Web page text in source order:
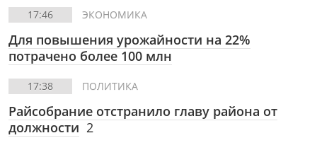
17:46 ЭКОНОМИКА
Для повышения урожайности на 22%
потрачено более 100 млн
17:38 ПОЛИТИКА
Райсобрание отстранило главу района от
должности 2